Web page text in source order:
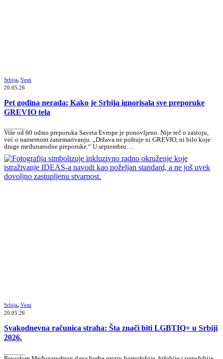
Srbija, Vesti
20.05.26
Pet godina nerada: Kako je Srbija ignorisala sve preporuke
GREVIO tela
Više od 60 odsto preporuka Saveta Evrope je ponovljeno. Nije reč o zastoju,
već o namernom zanemarivanju. „Država ne poštuje ni GREVIO, ni bilo koje
druge međunarodne preporuke.“ U septembru…
Srbija, Vesti
20.05.26
Svakodnevna računica straha: Šta znači biti LGBTIQ+ u Srbiji
2026.